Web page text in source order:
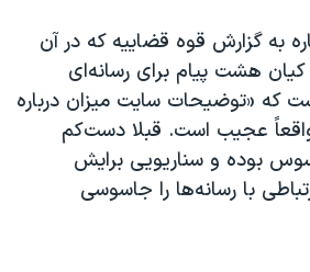
به گزارش قوه قضاییه که در آن
هشت پیام برای رسانه‌ای
که «توضیحات سایت میزان درباره
عجیب است. قبلا دست‌کم
بوده و سناریویی برایش
با رسانه‌ها را جاسوسی